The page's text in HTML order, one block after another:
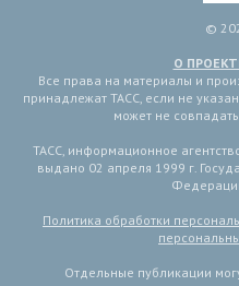
©
О
Все права на материалы и
принадлежат ТАСС, если не
может не
ТАСС, информационное
выдано 02 апреля 1999 г.
Политика обработки
Отдельные публикации